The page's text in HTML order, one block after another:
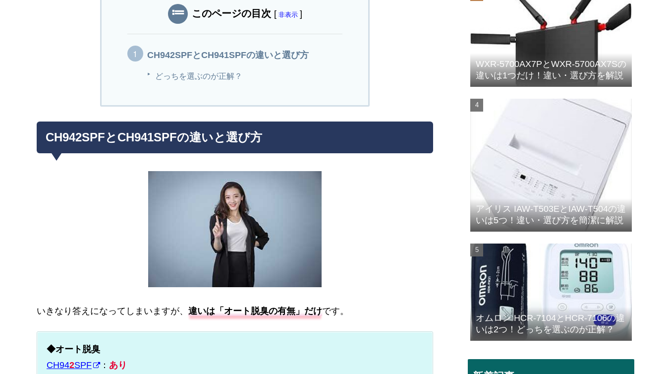
このページの目次 [ 非表示 ]
CH942SPFとCH941SPFの違いと選び方
どっちを選ぶのが正解？
CH942SPFとCH941SPFの違いと選び方
いきなり答えになってしまいますが、 違いは「オート脱臭の有無」だけです。
◆オート脱臭
CH942SPF ： あり
WXR-5700AX7PとWXR-5700AX7Sの
違いは1つだけ！違い・選び方を解説
アイリス IAW-T503EとIAW-T504の違
いは5つ！違い・選び方を簡潔に解説
オムロン HCR-7104とHCR-7106の違
いは2つ！どっちを選ぶのが正解？